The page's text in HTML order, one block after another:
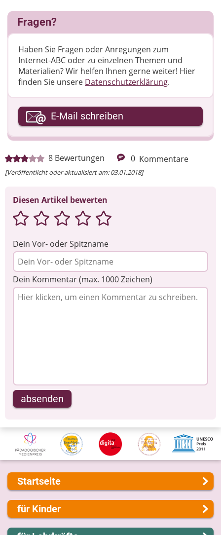
8 Bewertungen 0 Kommentare
[Veröffentlicht oder aktualisiert am: 03.01.2018]
Diesen Artikel bewerten
Dein Vor- oder Spitzname
Dein Kommentar (max. 1000 Zeichen)
absenden
Fragen?
Haben Sie Fragen oder Anregungen zum
Internet-ABC oder zu einzelnen Themen und
Materialien? Wir helfen Ihnen gerne weiter! ​Hier
finden Sie unsere Datenschutzerklärung.
Ihre E-Mail-Adresse
Ihre Nachricht
E-Mail schreiben
Startseite
Über uns
Presse
Kontakt
für Kinder
Lernen und Schule